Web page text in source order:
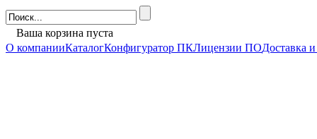
Ваша корзина пуста
О компанииКаталогКонфигуратор ПКЛицензии ПОДоставка